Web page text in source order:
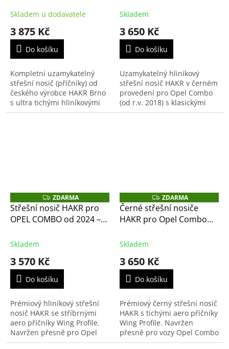
závit ve střeše
Skladem u dodavatele
3 875 Kč
Do košíku
Kompletní uzamykatelný
střešní nosič (příčníky) od
českého výrobce HAKR Brno
s ultra tichými hliníkovými
tyčemi Wing Profile Black v
Profile
Skladem
3 650 Kč
Do košíku
Uzamykatelný hliníkový
střešní nosič HAKR v černém
provedení pro Opel Combo
(od r.v. 2018) s klasickými
podélníky (hagusy s
Z
D
A
R
ZDARMA
Střešní nosič HAKR pro
OPEL COMBO od 2024 –
Profile
Skladem
3 570 Kč
Do košíku
Prémiový hliníkový střešní
nosič HAKR se stříbrnými
aero příčníky Wing Profile.
Navržen přesně pro Opel
Combo od 2024 s
Z
D
A
R
ZDARMA
Černé střešní nosiče
HAKR pro Opel Combo
příčníky Alu Wing Profile
Skladem
3 650 Kč
Do košíku
Prémiový černý střešní nosič
HAKR s tichými aero příčníky
Wing Profile. Navržen
přesně pro vozy Opel Combo
vyráběné od roku 2024.